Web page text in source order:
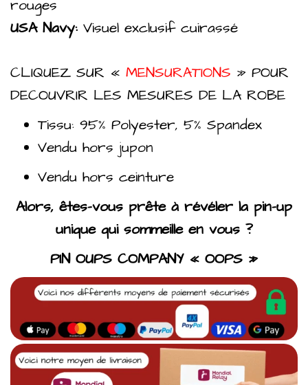
rouges
USA Navy: Visuel exclusif cuirassé
CLIQUEZ SUR « MENSURATIONS » POUR
DECOUVRIR LES MESURES DE LA ROBE
Tissu: 95% Polyester, 5% Spandex
Vendu hors jupon
Vendu hors ceinture
Alors, êtes-vous prête à révéler la pin-up
unique qui sommeille en vous ?
PIN OUPS COMPANY « OOPS »